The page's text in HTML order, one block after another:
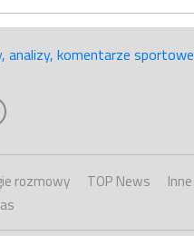
rozmowy TOP News
Inne